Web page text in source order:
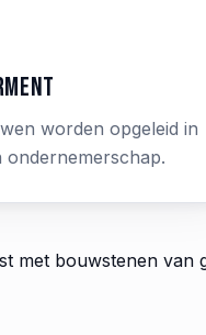
worden opgeleid in
ondernemerschap.